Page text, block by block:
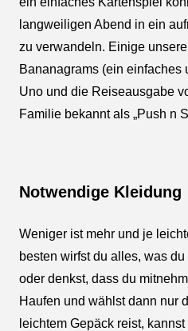
langweiligen Abend in ein
zu verwandeln. Einige
Bananagrams (ein einfaches
Uno und die Reiseausgabe
Familie bekannt als „Push n
Notwendige Kleidung
Weniger ist mehr und je
besten wirfst du alles, was
oder denkst, dass du
Haufen und wählst dann nur
leichtem Gepäck reist,